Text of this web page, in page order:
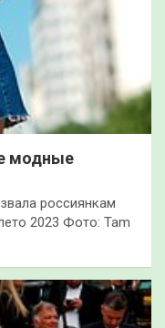
модные
россиянкам
2023 Фото: Tam